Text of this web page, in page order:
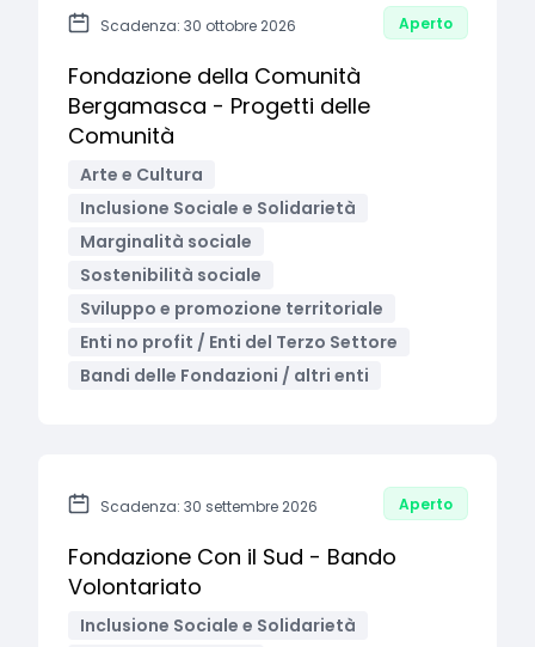
Scadenza: 30 ottobre 2026 Aperto
Fondazione della Comunità
Bergamasca - Progetti delle
Comunità
Arte e Cultura
Inclusione Sociale e Solidarietà
Marginalità sociale
Sostenibilità sociale
Sviluppo e promozione territoriale
Enti no profit / Enti del Terzo Settore
Bandi delle Fondazioni / altri enti
Scadenza: 30 settembre 2026 Aperto
Fondazione Con il Sud - Bando
Volontariato
Inclusione Sociale e Solidarietà